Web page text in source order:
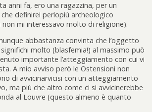
anni fa, ero una ragazzina, per un
definirei perlopiù archeologico
non mi interessavo molto di religione).
abbastanza convinta che l’oggetto
molto (blasfemia!) al massimo può
importante l’atteggiamento con cui vi
A mio avviso però le Ostensioni non
di avvicinarvicisi con un atteggiamento
ma più che altro come ci si avvicinerebbe
al Louvre (questo almeno è quanto